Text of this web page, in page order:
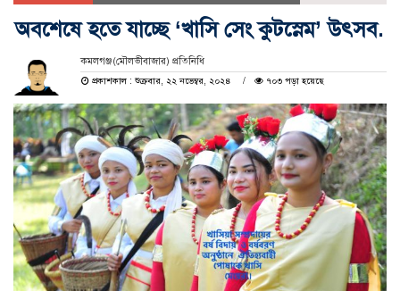
অবশেষে হতে যাচ্ছে ‘খাসি সেং কুটস্নেম’ উৎসব.
কমলগঞ্জ(মৌলভীবাজার) প্রতিনিধি
প্রকাশকাল : শুক্রবার, ২২ নভেম্বর, ২০২৪
৭০৩ পড়া হয়েছে